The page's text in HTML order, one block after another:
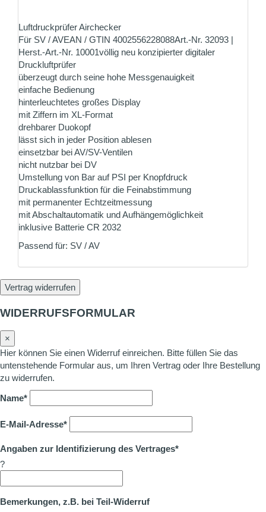
Luftdruckprüfer Airchecker
Für SV / AVEAN / GTIN 4002556228088Art.-Nr. 32093 |
Herst.-Art.-Nr. 10001völlig neu konzipierter digitaler
Druckluftprüfer
überzeugt durch seine hohe Messgenauigkeit
einfache Bedienung
hinterleuchtetes großes Display
mit Ziffern im XL-Format
drehbarer Duokopf
lässt sich in jeder Position ablesen
einsetzbar bei AV/SV-Ventilen
nicht nutzbar bei DV
Umstellung von Bar auf PSI per Knopfdruck
Druckablassfunktion für die Feinabstimmung
mit permanenter Echtzeitmessung
mit Abschaltautomatik und Aufhängemöglichkeit
inklusive Batterie CR 2032
Passend für: SV / AV
Vertrag widerrufen
WIDERRUFSFORMULAR
×
Hier können Sie einen Widerruf einreichen. Bitte füllen Sie das
untenstehende Formular aus, um Ihren Vertrag oder Ihre Bestellung
zu widerrufen.
Name*
E-Mail-Adresse*
Angaben zur Identifizierung des Vertrages*
?
Bemerkungen, z.B. bei Teil-Widerruf